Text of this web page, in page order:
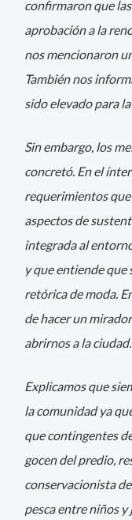
confirmaron que
aprobación a la
nos mencionaron
También nos
sido elevado para
Sin embargo, los
concretó. En el
requerimientos
aspectos de
integrada al
y que entiende que
retórica de moda.
de hacer un
abrirnos a la ciudad.
Explicamos que
la comunidad ya
que contingentes
gocen del predio,
conservacionista
pesca entre niños y